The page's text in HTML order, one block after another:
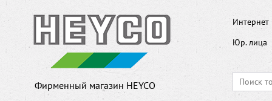
Фирменный магазин HEYCO
Интернет
Юр. лица